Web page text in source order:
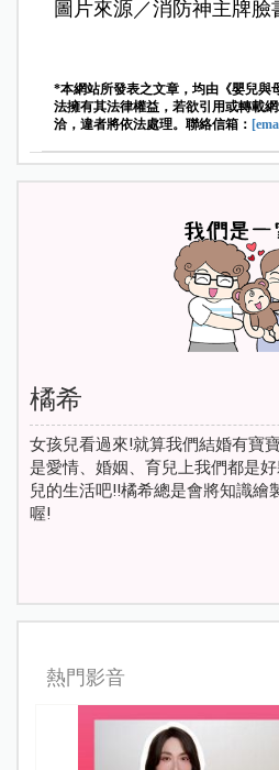
圖片來源／消防神主牌臉
*本網站所發表之文章，均由《嬰兒與
法擁有其法律權益，若欲引用或轉載
洽，違者將依法處理。聯絡信箱：
橘希
女孩兒看過來!就算我們結婚有寶
是愛情、婚姻、育兒上我們都是
兒的生活吧!!橘希總是會將知識繪
喔!
熱門影音